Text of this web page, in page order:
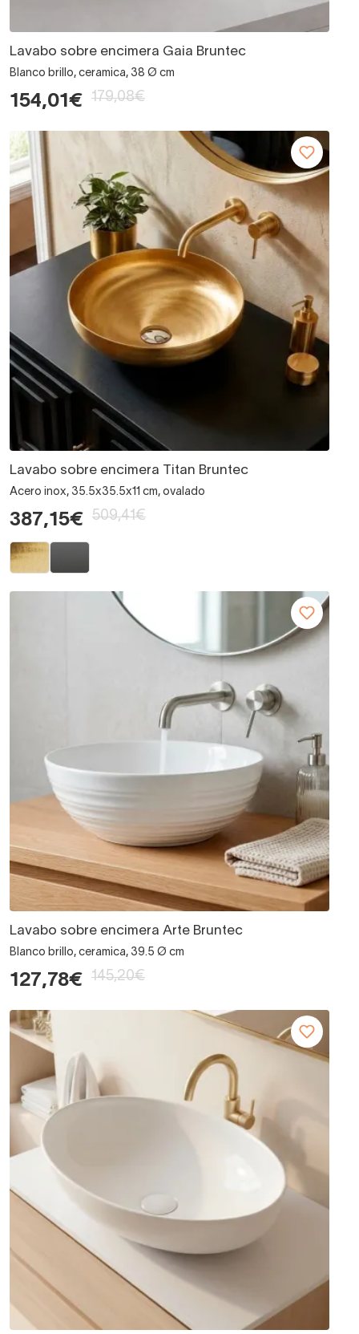
Lavabo sobre encimera Gaia Bruntec
Blanco brillo, ceramica, 38 Ø cm
154,01€ 179,08€
Lavabo sobre encimera Titan Bruntec
Acero inox, 35.5x35.5x11 cm, ovalado
387,15€ 509,41€
Lavabo sobre encimera Arte Bruntec
Blanco brillo, ceramica, 39.5 Ø cm
127,78€ 145,20€